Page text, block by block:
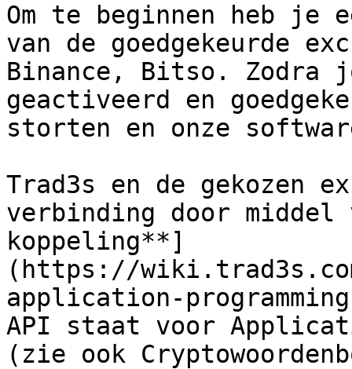
Om te beginnen heb je
van de goedgekeurde
Binance, Bitso. Zodra
geactiveerd en
storten en onze
Trad3s en de gekozen
verbinding door middel
koppeling**]
(https://
application-
API staat voor
(zie ook